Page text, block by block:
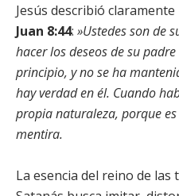
Jesús describió
Juan 8:44: »Ustedes son de
hacer los deseos de su
principio, y no se ha
hay verdad en él. Cuando
propia naturaleza, porque
mentira.
La esencia del reino de las